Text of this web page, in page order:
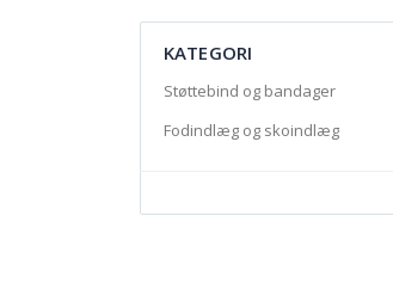
KATEGORI
Støttebind og bandager
Fodindlæg og skoindlæg